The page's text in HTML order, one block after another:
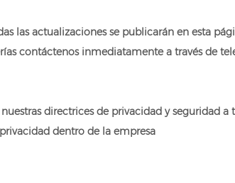
las actualizaciones se publicarán en esta
contáctenos inmediatamente a través de
directrices de privacidad y seguridad
dentro de la empresa